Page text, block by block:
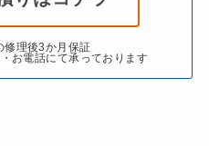
修理後3か月保証
お電話にて承っております